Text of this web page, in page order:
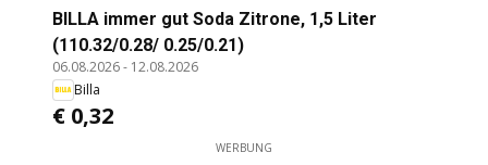
BILLA immer gut Soda Zitrone, 1,5 Liter
(110.32/0.28/ 0.25/0.21)
06.08.2026- 12.08.2026
Billa
€ 0,32
WERBUNG